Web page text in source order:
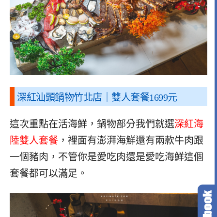
深紅汕頭鍋物竹北店｜雙人套餐1699元
這次重點在活海鮮，鍋物部分我們就選深紅海
陸雙人套餐 ，裡面有澎湃海鮮還有兩款牛肉跟
一個豬肉，不管你是愛吃肉還是愛吃海鮮這個
套餐都可以滿足。